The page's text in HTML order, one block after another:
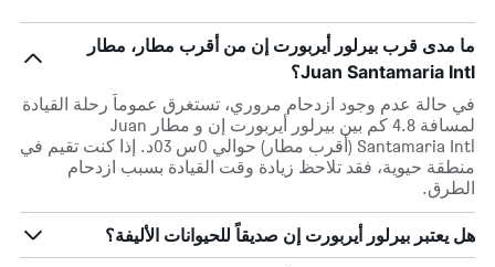
ما مدى قرب بيرلور أيربورت إن من أقرب مطار، مطار
Juan Santamaria Intl؟
في حالة عدم وجود ازدحام مروري، تستغرق عموماً رحلة القيادة
لمسافة 4.8 كم بين بيرلور أيربورت إن و مطار Juan
Santamaria Intl (أقرب مطار) حوالي 0س 03د. إذا كنت تقيم في
منطقة حيوية، فقد تلاحظ زيادة وقت القيادة بسبب ازدحام
الطرق.
هل يعتبر بيرلور أيربورت إن صديقاً للحيوانات الأليفة؟